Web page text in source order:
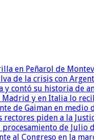
en Peñarol de
de la crisis con
y contó su historia de
Madrid y en Italia lo
de Gaiman en medio
piden a la
procesamiento de
al Congreso en la